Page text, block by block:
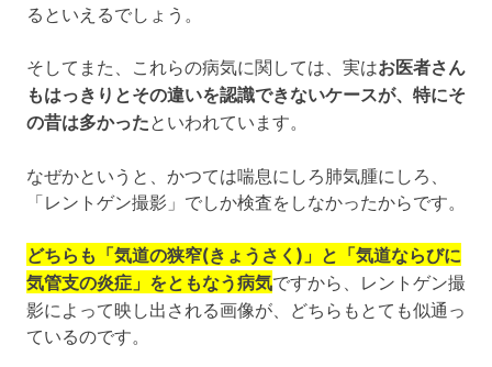
るといえるでしょう。
そしてまた、これらの病気に関しては、実はお医者さん
もはっきりとその違いを認識できないケースが、特にそ
の昔は多かったといわれています。
なぜかというと、かつては喘息にしろ肺気腫にしろ、
「レントゲン撮影」でしか検査をしなかったからです。
どちらも「気道の狭窄(きょうさく)」と「気道ならびに
気管支の炎症」をともなう病気ですから、レントゲン撮
影によって映し出される画像が、どちらもとても似通っ
ているのです。